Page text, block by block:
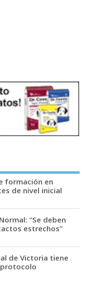
formación en
de nivel inicial
“Se deben
estrechos”
de Victoria tiene